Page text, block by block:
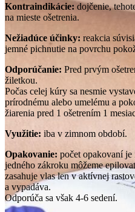
Kontraindikácie: dojčenie,
na mieste ošetrenia.
Nežiadúce účinky: reakcia
jemné pichnutie na povrchu
Odporúčanie: Pred prvým
žiletkou.
Počas celej kúry sa nesmie
prírodnému alebo umelému a
žiarenia pred 1 ošetrením 1
Využitie: iba v zimnom období.
Opakovanie: počet opakovaní
jedného zákroku môžeme
zasahuje vlas len v aktívnej
a vypadáva.
Odporúča sa však 4-6 sedení.